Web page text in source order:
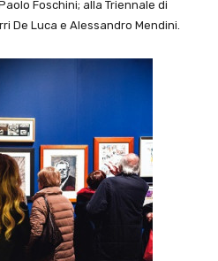
Foschini; alla Triennale di
De Luca e Alessandro Mendini.